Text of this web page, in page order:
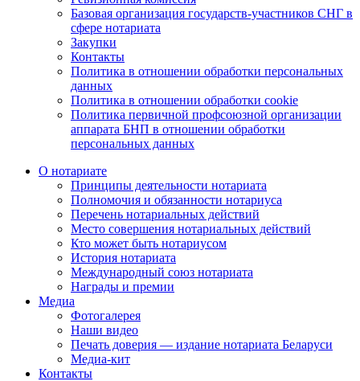
Базовая организация государств-участников СНГ в
сфере нотариата
Закупки
Контакты
Политика в отношении обработки персональных
данных
Политика в отношении обработки cookie
Политика первичной профсоюзной организации
аппарата БНП в отношении обработки
персональных данных
О нотариате
Принципы деятельности нотариата
Полномочия и обязанности нотариуса
Перечень нотариальных действий
Место совершения нотариальных действий
Кто может быть нотариусом
История нотариата
Международный союз нотариата
Награды и премии
Медиа
Фотогалерея
Наши видео
Печать доверия — издание нотариата Беларуси
Медиа-кит
Контакты